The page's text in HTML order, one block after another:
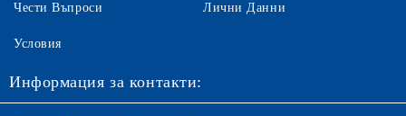
Чести Въпроси Лични Данни
Условия
Информация за контакти: